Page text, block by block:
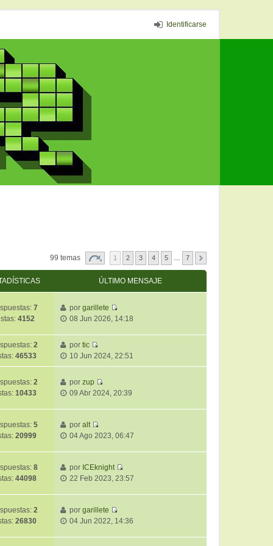
Identificarse
99 temas 1 2 3 4 5 7
ÚLTIMO MENSAJE
7
4152
porgarillete
V
r
l
m
n
j
e
08 Jun 2026, 14:18
2
46533
portic
V
ú
l
t
o
m
e
n
a
j
e
10 Jun 2024, 22:51
2
10433
porzup
V
r
l
m
o
n
s
09 Abr 2024, 20:39
5
20999
poralt
V
r
ú
l
m
o
04 Ago 2023, 06:47
8
44098
por ICEknight
V
r
l
22 Feb 2023, 23:57
2
26830
porgarillete
V
r
04 Jun 2022, 14:36